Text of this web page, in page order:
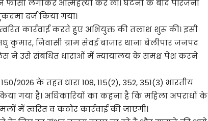
लगाकर आत्महत्या कर ली। घटना के बाद परिजनों
दर्ज किया गया।
कार्रवाई करते हुए अभियुक्त की तलाश शुरू की। इसी
निवासी ग्राम सेवई बाजार थाना बेलीपार जनपद
ने उसे संबंधित धाराओं में न्यायालय के समक्ष पेश करने
के तहत धारा 108, 115(2), 352, 351(3) भारतीय
गया है। अधिकारियों का कहना है कि महिला अपराधों के
में त्वरित व कठोर कार्रवाई की जाएगी।